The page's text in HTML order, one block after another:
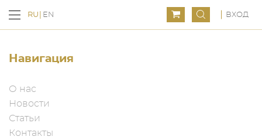
RU EN ВХОД
Навигация
О нас
Новости
Статьи
Контакты